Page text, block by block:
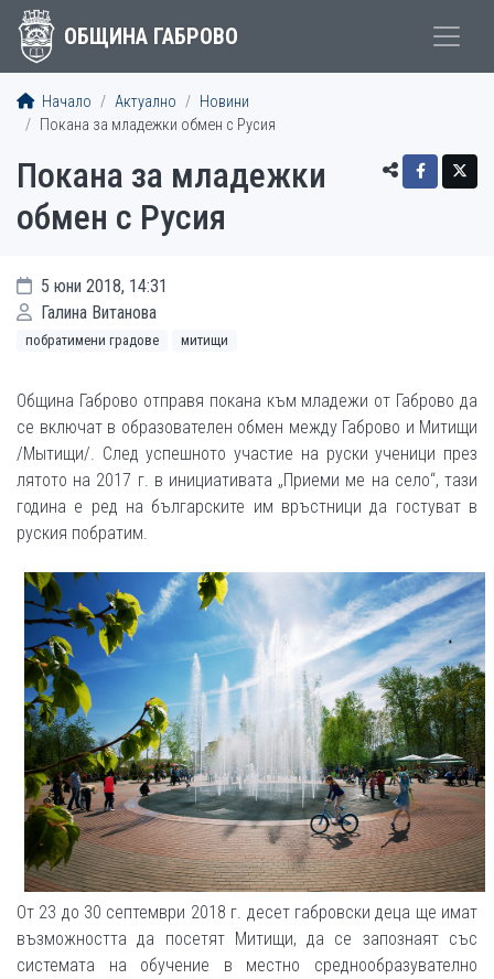
ОБЩИНА ГАБРОВО
Начало Актуално
Новини
Покана за младежки обмен с Русия
Покана за младежки
обмен с Русия
5 юни 2018, 14:31
Галина Витанова
побратимени градове митищи
Община Габрово отправя покана към младежи от Габрово да
се включат в образователен обмен между Габрово и Митищи
/Мытищи/. След успешното участие на руски ученици през
лятото на 2017 г. в инициативата „Приеми ме на село“, тази
година е ред на българските им връстници да гостуват в
руския побратим.
От 23 до 30 септември 2018 г. десет габровски деца ще имат
възможността да посетят Митищи, да се запознаят със
системата на обучение в местно среднообразувателно